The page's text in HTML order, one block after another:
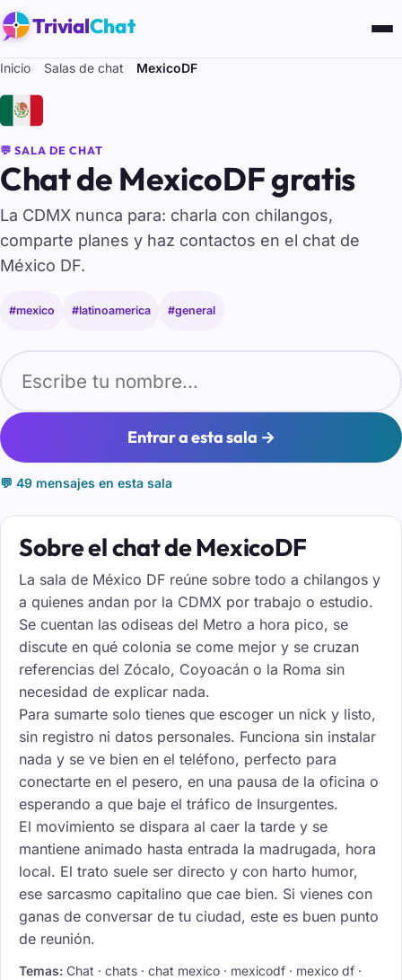
TrivialChat
Inicio Salas de chat MexicoDF
🇲🇽
💬 SALA DE CHAT
Chat de MexicoDF gratis
La CDMX nunca para: charla con chilangos,
comparte planes y haz contactos en el chat de
México DF.
#mexico #latinoamerica #general
Entrar a esta sala →
💬 49 mensajes en esta sala
Sobre el chat de MexicoDF
La sala de México DF reúne sobre todo a chilangos y
a quienes andan por la CDMX por trabajo o estudio.
Se cuentan las odiseas del Metro a hora pico, se
discute en qué colonia se come mejor y se cruzan
referencias del Zócalo, Coyoacán o la Roma sin
necesidad de explicar nada.
Para sumarte solo tienes que escoger un nick y listo,
sin registro ni datos personales. Funciona sin instalar
nada y se ve bien en el teléfono, perfecto para
conectarte en el pesero, en una pausa de la oficina o
esperando a que baje el tráfico de Insurgentes.
El movimiento se dispara al caer la tarde y se
mantiene animado hasta entrada la madrugada, hora
local. El trato suele ser directo y con harto humor,
ese sarcasmo capitalino que cae bien. Si vienes con
ganas de conversar de tu ciudad, este es buen punto
de reunión.
Temas: Chat · chats · chat mexico · mexicodf · mexico df ·